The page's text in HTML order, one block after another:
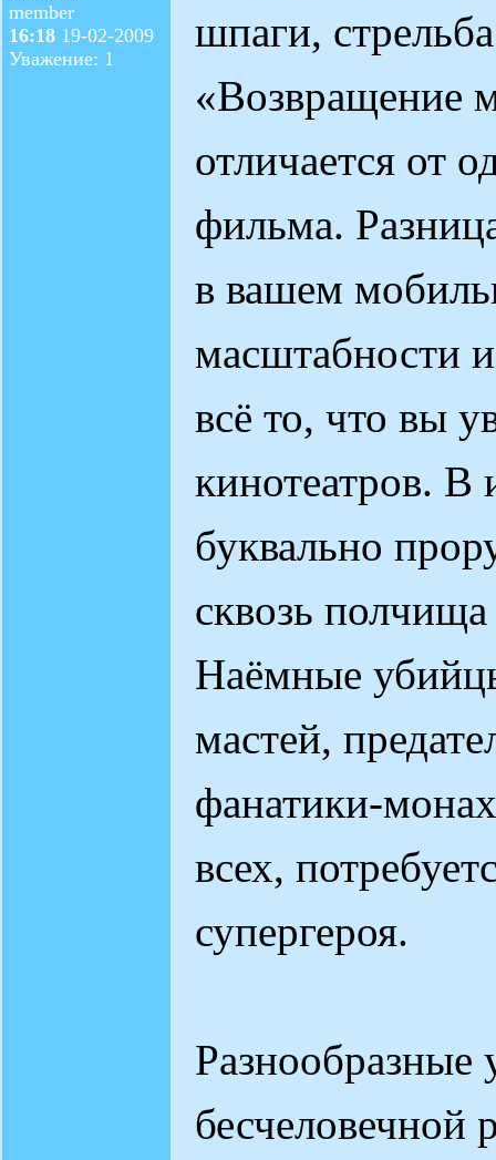
member
16:18 19-02-2009
Уважение: 1
шпаги,
«Возвращение
отличается от
фильма.
в вашем
масштабности
всё то, что вы
кинотеатров. В
буквально
сквозь
Наёмные
мастей,
фанатики-
всех,
супергероя.
Разнообразные
бесчеловечной